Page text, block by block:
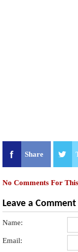
Share
No Comments For
Leave a Comment
Name:
Email: